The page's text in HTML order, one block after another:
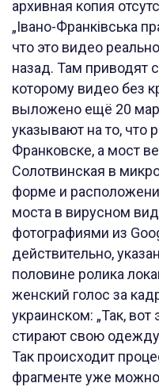
архивная копия
„Івано-Франківська
что это видео
назад. Там приводят
которому видео без
выложено ещё 20
указывают на то, что
Франковске, а мост
Солотвинская в
форме и
моста в вирусном
фотографиями из
действительно,
половине ролика
женский голос за
украинском: „Так,
стирают свою
Так происходит
фрагменте уже